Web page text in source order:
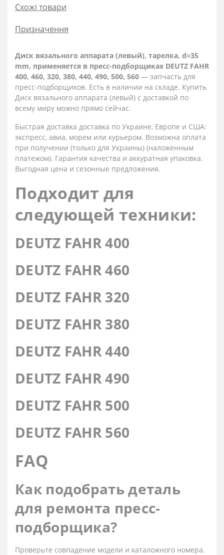
Схожі товари
Призначення
Диск вязального аппарата (левый), тарелка, d=35
mm, применяется в пресс-подборщиках DEUTZ FAHR
400, 460, 320, 380, 440, 490, 500, 560 — запчасть для
пресс-подборщиков. Есть в наличии на складе. Купить
Диск вязального аппарата (левый) с доставкой по
всему миру можно прямо сейчас.
Быстрая доставка доставка по Украине, Европе и США:
экспресс, авиа, морем или курьером. Возможна оплата
при получении (только для Украины) (наложенным
платежом). Гарантия качества и аккуратная упаковка.
Выгодная цена и сезонные предложения.
Подходит для
следующей техники:
DEUTZ FAHR 400
DEUTZ FAHR 460
DEUTZ FAHR 320
DEUTZ FAHR 380
DEUTZ FAHR 440
DEUTZ FAHR 490
DEUTZ FAHR 500
DEUTZ FAHR 560
FAQ
Как подобрать деталь
для ремонта пресс-
подборщика?
Проверьте совпадение модели и каталожного номера.